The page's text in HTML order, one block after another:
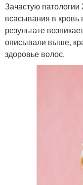
Зачастую
всасывания в
результате
описывали выше,
здоровье волос.